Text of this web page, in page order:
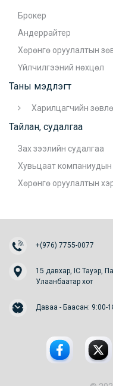
Брокер
Андеррайтер
Хөрөнгө оруулалтын
Үйлчилгээний нөхцөл
Таны мэдлэгт
Харилцагчийн
Тайлан, судалгаа
Зах зээлийн судалгаа
Хувьцаат компаниудын
Хөрөнгө оруулалтын
+(976) 7755-0077
15 давхар, IC Тауэр,
Улаанбаатар хот
Даваа - Баасан: 9:00-